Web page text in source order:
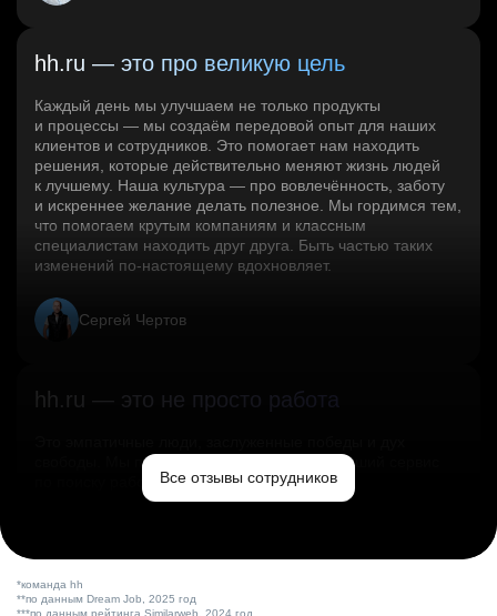
hh.ru — это про великую цель
Каждый день мы улучшаем не только продукты
и процессы — мы создаём передовой опыт для наших
клиентов и сотрудников. Это помогает нам находить
решения, которые действительно меняют жизнь людей
к лучшему. Наша культура — про вовлечённость, заботу
и искреннее желание делать полезное. Мы гордимся тем,
что помогаем крутым компаниям и классным
специалистам находить друг друга. Быть частью таких
изменений по‑настоящему вдохновляет.
Сергей Чертов
hh.ru — это не просто работа
свободы. Мы помогаем миру и создаём лучший сервис
по поиску работы в стране.Все отзывы сотрудников
*команда hh
**по данным Dream Job, 2025 год
***по данным рейтинга Similarweb, 2024 год